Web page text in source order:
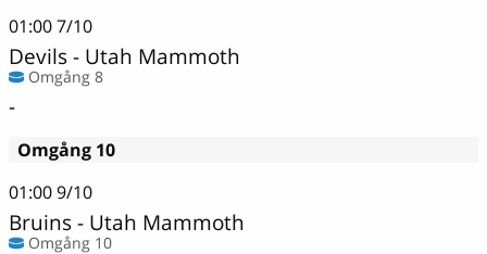
01:007/10
Devils - Utah Mammoth
Omgång 8
-
Omgång 10
01:009/10
Bruins - Utah Mammoth
Omgång 10